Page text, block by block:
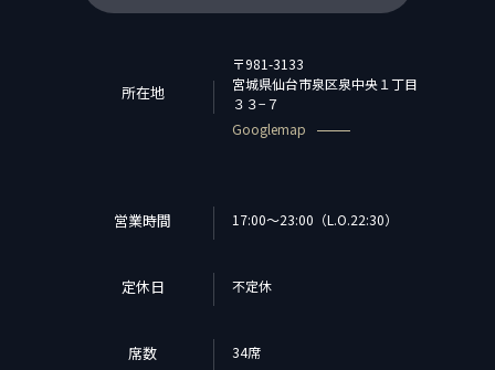
所在地
〒981-3133
宮城県仙台市泉区泉中央１丁目
３３−７
Googlemap
営業時間 17:00～23:00（L.O.22:30）
定休日 不定休
席数 34席